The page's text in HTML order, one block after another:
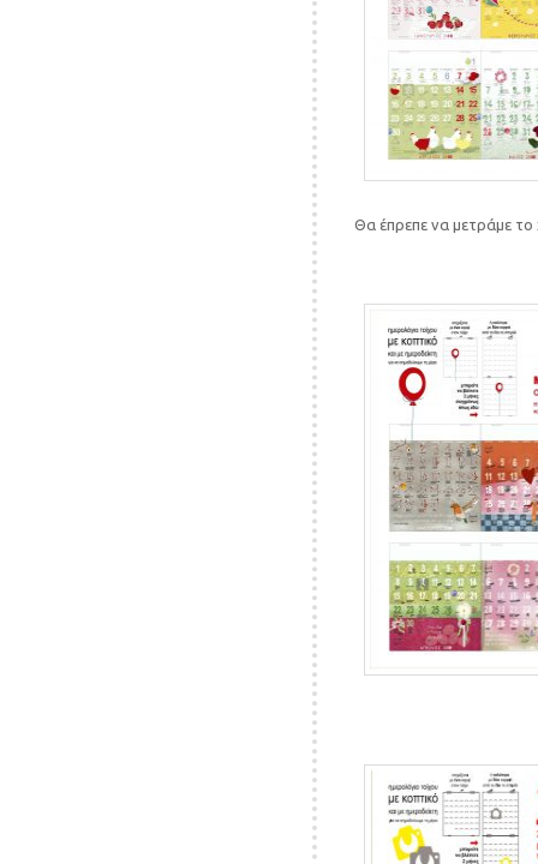
Θα έπρεπε να μετράμε το